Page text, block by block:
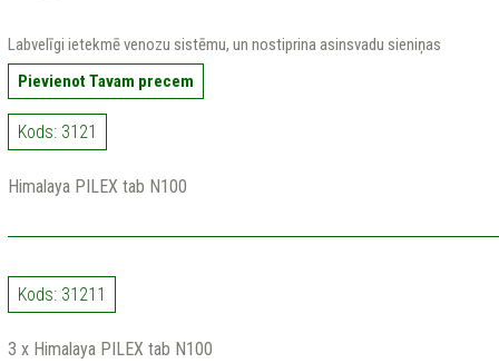
Labvelīgi ietekmē venozu sistēmu, un nostiprina asinsvadu sieniņas
Pievienot Tavam precem
Kods: 3121
Himalaya PILEX tab N100
Kods: 31211
3 x Himalaya PILEX tab N100